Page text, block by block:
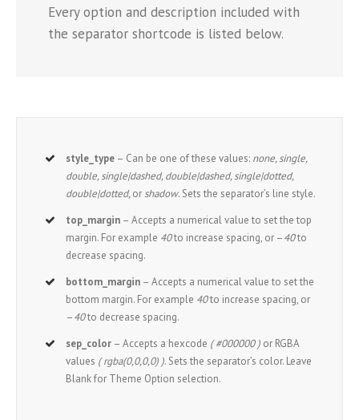
Every option and description included with
the separator shortcode is listed below.
style_type – Can be one of these values: none, single,
double, single|dashed, double|dashed, single|dotted,
double|dotted,orshadow. Sets the separator’s line style.
top_margin – Accepts a numerical value to set the top
margin. For example 40to increase spacing, or –40to
decrease spacing.
bottom_margin – Accepts a numerical value to set the
bottom margin. For example 40to increase spacing, or
–40to decrease spacing.
sep_color – Accepts a hexcode ( #000000 ) or RGBA
values ( rgba(0,0,0,0) ). Sets the separator’s color. Leave
Blank for Theme Option selection.